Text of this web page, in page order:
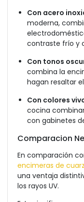
Con acero
moderna,
contraste frío y
Con tonos
combina la
hagan resaltar
Con colores
cocina
con gabinetes
Comparacion
En comparación
encimeras de
una ventaja
los rayos UV.